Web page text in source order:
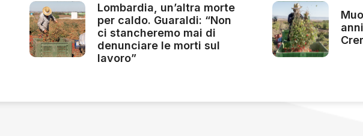
Lombardia, un’altra morte
per caldo. Guaraldi: “Non
ci stancheremo mai di
denunciare le morti sul
lavoro”